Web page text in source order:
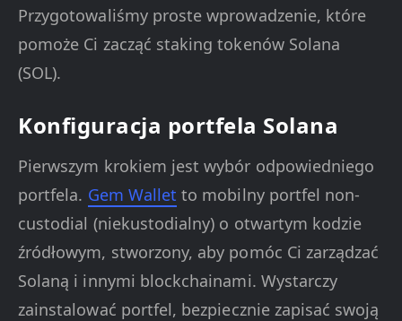
Przygotowaliśmy proste wprowadzenie, które
pomoże Ci zacząć staking tokenów Solana
(SOL).
Konfiguracja portfela Solana
Pierwszym krokiem jest wybór odpowiedniego
portfela. Gem Wallet to mobilny portfel non-
custodial (niekustodialny) o otwartym kodzie
źródłowym, stworzony, aby pomóc Ci zarządzać
Solaną i innymi blockchainami. Wystarczy
zainstalować portfel, bezpiecznie zapisać swoją